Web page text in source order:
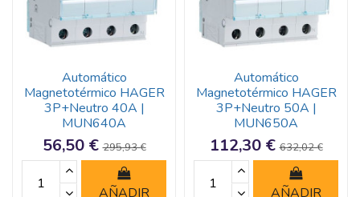
Automático
Magnetotérmico HAGER
3P+Neutro 40A |
MUN640A
56,50 €295,93 €
AÑADIR
Automático
Magnetotérmico HAGER
3P+Neutro 50A |
MUN650A
112,30 €632,02 €
AÑADIR